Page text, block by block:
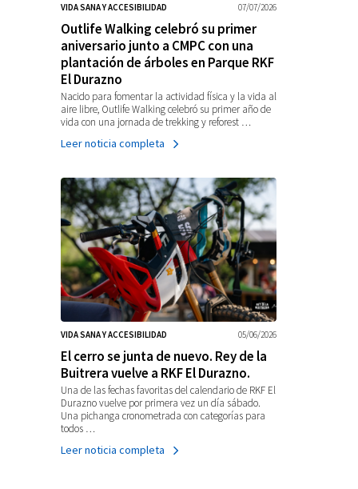
07/07/2026
VIDA SANA Y ACCESIBILIDAD
Outlife Walking celebró su primer
aniversario junto a CMPC con una
plantación de árboles en Parque RKF
El Durazno
Nacido para fomentar la actividad física y la vida al
aire libre, Outlife Walking celebró su primer año de
vida con una jornada de trekking y reforest …
Leer noticia completa
05/06/2026
VIDA SANA Y ACCESIBILIDAD
El cerro se junta de nuevo. Rey de la
Buitrera vuelve a RKF El Durazno.
Una de las fechas favoritas del calendario de RKF El
Durazno vuelve por primera vez un día sábado.
Una pichanga cronometrada con categorías para
todos …
Leer noticia completa